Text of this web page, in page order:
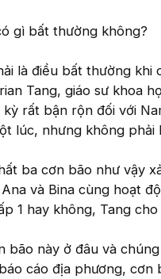
gì bất thường không?
là điều bất thường khi
Tang, giáo sư khoa
kỳ rất bận rộn đối với
lúc, nhưng không phải
ba cơn bão như vậy
Ana và Bina cùng hoạt
1 hay không, Tang
bão này ở đâu và
cáo địa phương, cơn